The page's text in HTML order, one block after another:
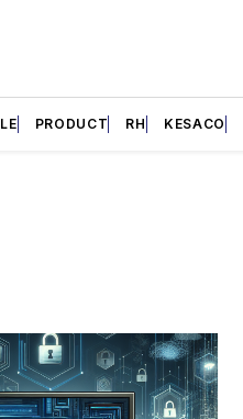
PRODUCT RH KESACO